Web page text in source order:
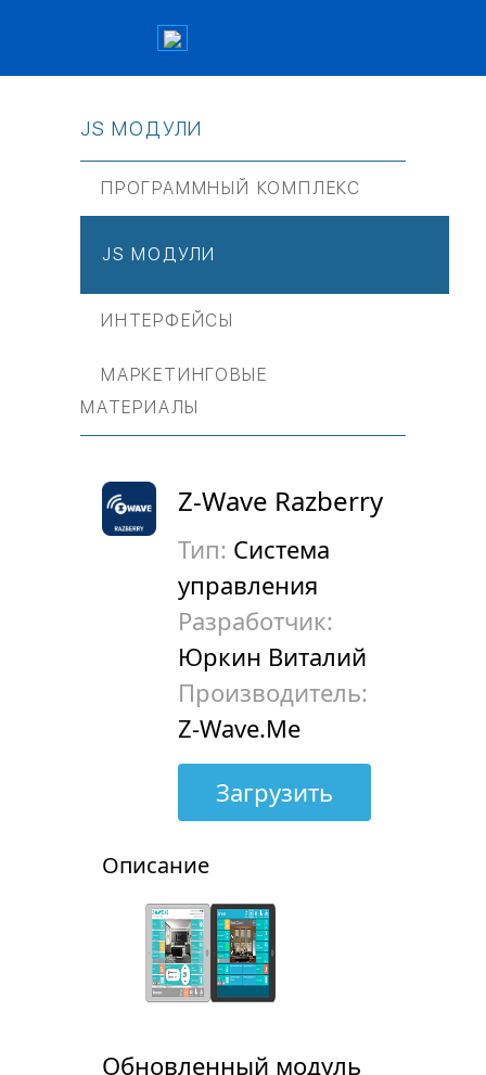
JS МОДУЛИ
ПРОГРАММНЫЙ КОМПЛЕКС
JS МОДУЛИ
ИНТЕРФЕЙСЫ
МАРКЕТИНГОВЫЕ
МАТЕРИАЛЫ
Z-Wave Razberry
Тип: Система
управления
Разработчик:
Юркин Виталий
Производитель:
Z-Wave.Me
Загрузить
Описание
Обновленный модуль